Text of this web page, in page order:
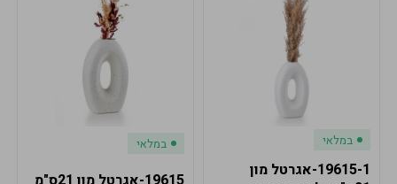
במלאי
19615-1-אגרטל מון
במלאי